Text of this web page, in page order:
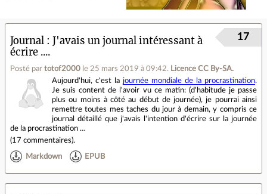
Journal
J'avais un journal intéressant à
écrire ....
Posté par totof2000 le 25 mars 2019 à 09:42. Licence CC By‑SA.
17
Aujourd'hui, c'est la journée mondiale de la procrastination.
Je suis content de l'avoir vu ce matin: (d'habitude je passe
plus ou moins à côté au début de journée), je pourrai ainsi
remettre toutes mes taches du jour à demain, y compris ce
journal détaillé que j'avais l'intention d'écrire sur la journée
de la procrastination …
(17 commentaires).
Markdown EPUB